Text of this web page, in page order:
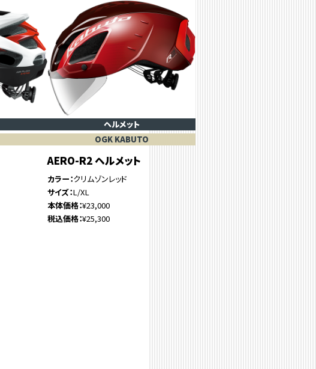
ヘルメット
OGK KABUTO
AERO-R2 ヘルメット
カラー クリムゾンレッド
サイズ L/XL
本体価格 ¥23,000
税込価格 ¥25,300